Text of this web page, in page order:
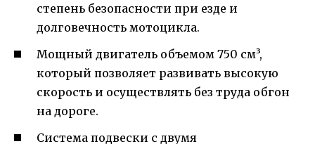
степень безопасности при езде и
долговечность мотоцикла.
Мощный двигатель объемом 750 см³,
который позволяет развивать высокую
скорость и осуществлять без труда обгон
на дороге.
Система подвески с двумя